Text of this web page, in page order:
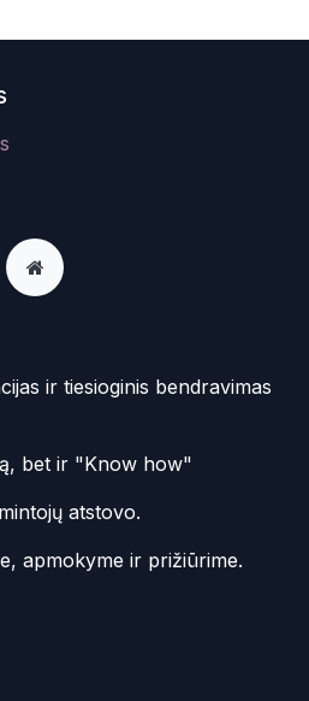
ir tiesioginis bendravimas
bet ir "Know how"
atstovo.
apmokyme ir prižiūrime.